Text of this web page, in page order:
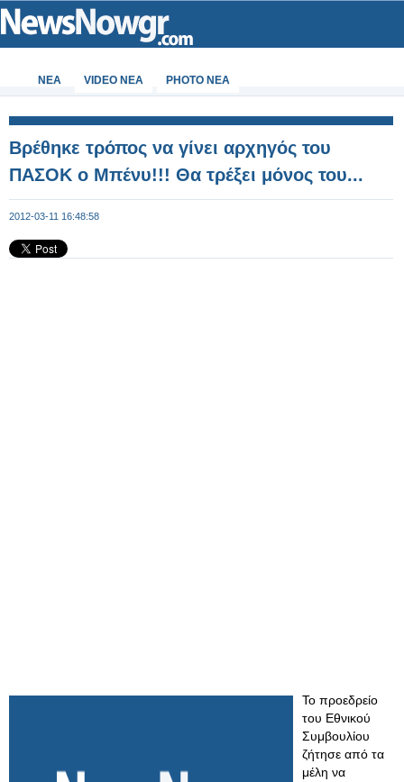
ΝΕΑ VIDEO NEA PHOTO NEA
Βρέθηκε τρόπος να γίνει αρχηγός του
ΠΑΣΟΚ ο Μπένυ!!! Θα τρέξει μόνος του...
2012-03-11 16:48:58
Το προεδρείο
του Εθνικού
Συμβουλίου
ζήτησε από τα
μέλη να